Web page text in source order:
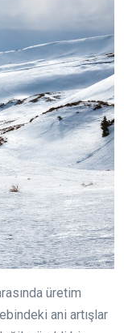
üretim
ani artışlar